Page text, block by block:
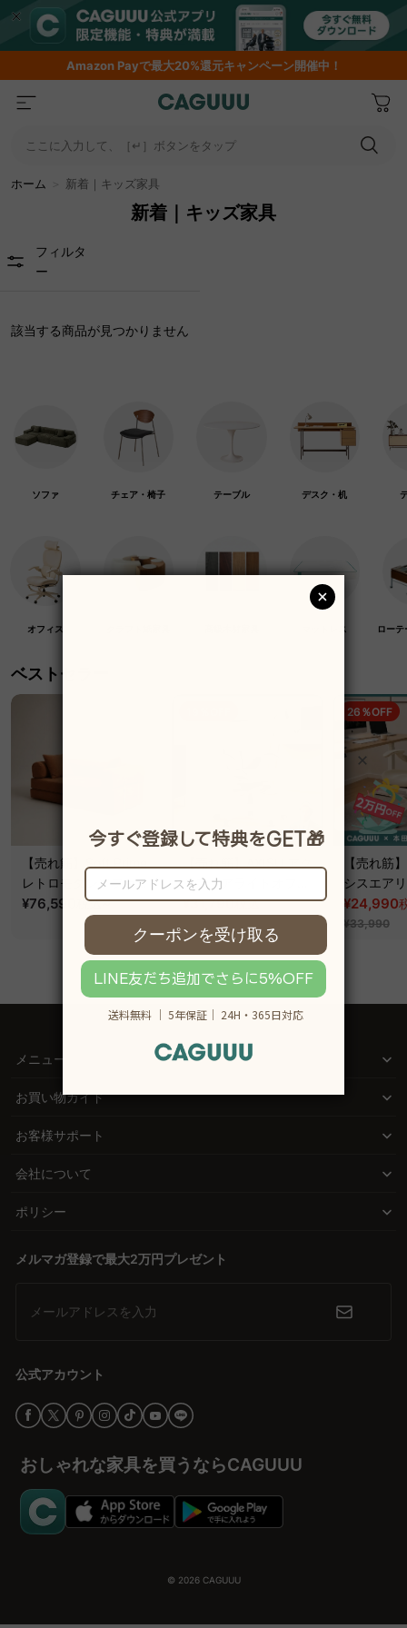
ペーン開催中！ 期間限定フラッシュセール！
ここに入力して、［↵］ボタンをタップ
ホーム 新着｜キッズ家具
新着｜キッズ家具
フィルタ
ー
該当する商品が見つかりません
ソファ チェア・椅子 テーブル デスク・机
オフィス マットレス ロー
ベストセラー
【売れ筋】Soft Prime
レトロモダンソファベ
ッド｜20色以上から選
べるコーデュロイ
2WAY【色カスタマイ
¥76,590 税込~
シスコアライトオフィ
スチェア
¥31,790税込 ¥39,290
26％OFF
【売れ筋
シスエア
フィスチ
¥24,990
¥33,990
メニュー
お買い物ガイド
お客様サポート
会社について
ポリシー
メルマガ登録で最大2万円プレゼント
メールアドレスを入力
公式アカウント
おしゃれな家具を買うならCAGUUU
© 2026 CAGUUU